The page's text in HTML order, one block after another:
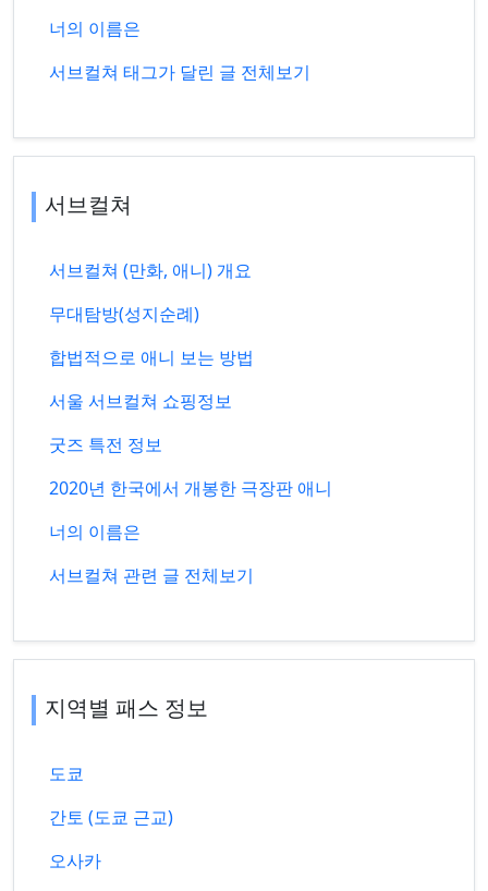
너의 이름은
서브컬쳐 태그가 달린 글 전체보기
서브컬쳐
서브컬쳐 (만화, 애니) 개요
무대탐방(성지순례)
합법적으로 애니 보는 방법
서울 서브컬쳐 쇼핑정보
굿즈 특전 정보
2020년 한국에서 개봉한 극장판 애니
너의 이름은
서브컬쳐 관련 글 전체보기
지역별 패스 정보
도쿄
간토 (도쿄 근교)
오사카